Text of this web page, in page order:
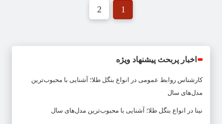
1
2
اخبار پربحث پیشنهاد ویژه
کارشناس روابط عمومی در
انواع بنگل طلا؛ آشنایی با محبوب‌ترین
مدل‌های سال
نینا در انواع بنگل طلا؛ آشنایی با محبوب‌ترین مدل‌های سال